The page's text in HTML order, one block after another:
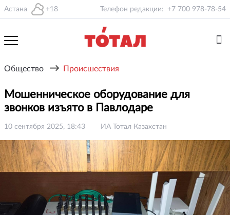
Астана +18 Телефон редакции: +7 700 978-78-54
Общество → Происшествия
Мошенническое оборудование для
звонков изъято в Павлодаре
10 сентября 2025, 18:43 ИА Тотал Казахстан